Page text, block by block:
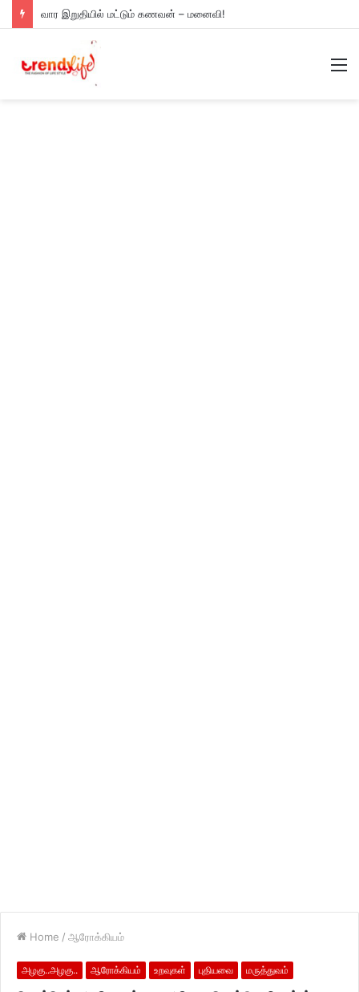
வார இறுதியில் மட்டும் கணவன் – மனைவி!
Home / ஆரோக்கியம்
அழகு..அழகு.. ஆரோக்கியம் உறவுகள் புதியவை மருத்துவம்